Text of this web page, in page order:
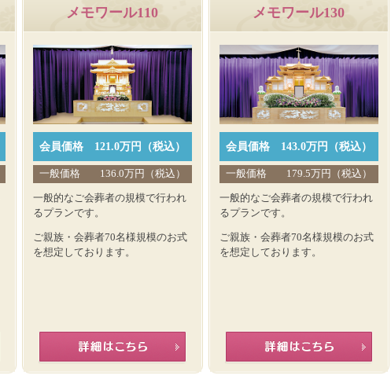
メモワール110
会員価格 121.0万円（税込）
一般価格 136.0万円（税込）
一般的なご会葬者の規模で行われ
るプランです。
ご親族・会葬者70名様規模のお式
を想定しております。
メモワール130
会員価格 143.0万円（税込）
一般価格 179.5万円（税込）
一般的なご会葬者の規模で行われ
るプランです。
ご親族・会葬者70名様規模のお式
を想定しております。